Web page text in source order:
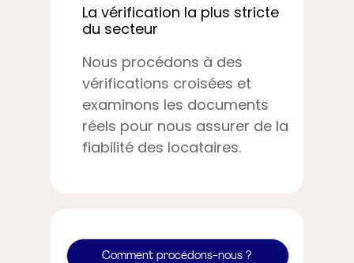
Comment procédons-nous ?
La vérification la plus stricte
du secteur
Nous procédons à des
vérifications croisées et
examinons les documents
réels pour nous assurer de la
fiabilité des locataires.